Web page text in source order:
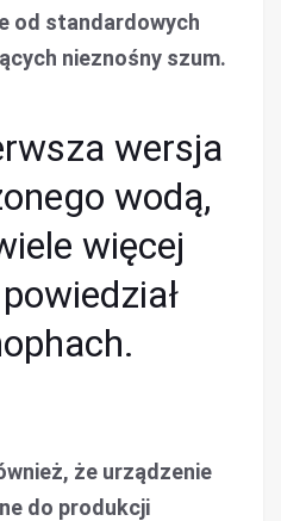
od standardowych
nieznośny szum.
wersja
wodą,
więcej
że urządzenie
do produkcji